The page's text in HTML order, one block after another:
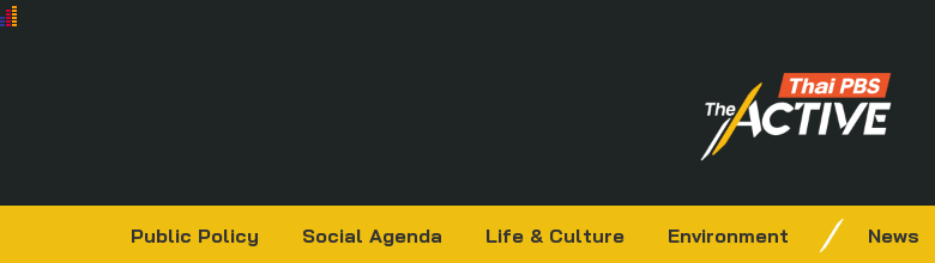
Public Policy Social Agenda Life & Culture Environment News